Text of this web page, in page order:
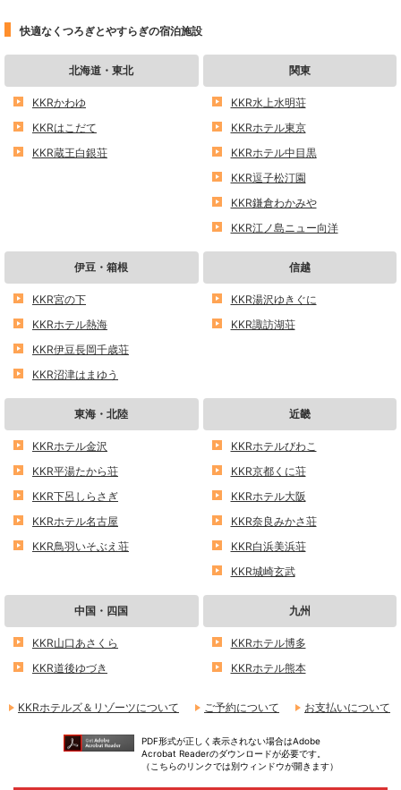
快適なくつろぎとやすらぎの宿泊施設
北海道・東北
KKRかわゆ
KKRはこだて
KKR蔵王白銀荘
関東
KKR水上水明荘
KKRホテル東京
KKRホテル中目黒
KKR逗子松汀園
KKR鎌倉わかみや
KKR江ノ島ニュー向洋
伊豆・箱根
KKR宮の下
KKRホテル熱海
KKR伊豆長岡千歳荘
KKR沼津はまゆう
信越
KKR湯沢ゆきぐに
KKR諏訪湖荘
東海・北陸
KKRホテル金沢
KKR平湯たから荘
KKR下呂しらさぎ
KKRホテル名古屋
KKR鳥羽いそぶえ荘
近畿
KKRホテルびわこ
KKR京都くに荘
KKRホテル大阪
KKR奈良みかさ荘
KKR白浜美浜荘
KKR城崎玄武
中国・四国
KKR山口あさくら
KKR道後ゆづき
九州
KKRホテル博多
KKRホテル熊本
KKRホテルズ＆リゾーツについて ご予約について お支払いについて
PDF形式が正しく表示されない場合はAdobe
Acrobat Readerのダウンロードが必要です。
（こちらのリンクでは別ウィンドウが開きます）